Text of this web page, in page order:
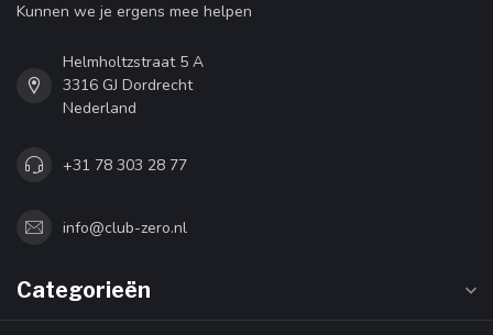
Kunnen we je ergens mee helpen
Helmholtzstraat 5 A
3316 GJ Dordrecht
Nederland
+31 78 303 28 77
info@club-zero.nl
Categorieën